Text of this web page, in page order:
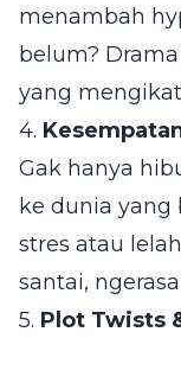
menambah
belum?
yang
4.
Gak hanya
ke dunia yang
stres atau
santai,
5. Plot Twists